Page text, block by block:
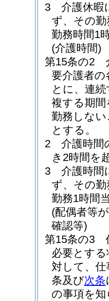
3
介護休暇
ず、その
勤務時間1
(介護時間)
第15条の2
要介護者
とに、連
複する期
勤務しな
とする。
2
介護時間
き2時間を
3
介護時間
ず、その
勤務1時間
(配偶者等
確認等)
第15条の3
必要とす
対して、
条及び次条
の事項を